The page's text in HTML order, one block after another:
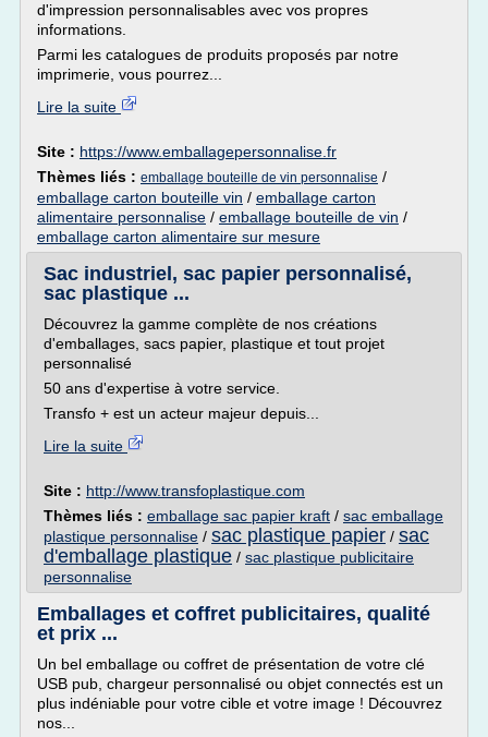
d'impression personnalisables avec vos propres
informations.
Parmi les catalogues de produits proposés par notre
imprimerie, vous pourrez...
Lire la suite
Site : https://www.emballagepersonnalise.fr
Thèmes liés : emballage bouteille de vin personnalise /
emballage carton bouteille vin / emballage carton
alimentaire personnalise / emballage bouteille de vin /
emballage carton alimentaire sur mesure
Sac industriel, sac papier personnalisé,
sac plastique ...
Découvrez la gamme complète de nos créations
d'emballages, sacs papier, plastique et tout projet
personnalisé
50 ans d'expertise à votre service.
Transfo + est un acteur majeur depuis...
Lire la suite
Site : http://www.transfoplastique.com
Thèmes liés : emballage sac papier kraft / sac emballage
plastique personnalise / sac plastique papier / sac
d'emballage plastique / sac plastique publicitaire
personnalise
Emballages et coffret publicitaires, qualité
et prix ...
Un bel emballage ou coffret de présentation de votre clé
USB pub, chargeur personnalisé ou objet connectés est un
plus indéniable pour votre cible et votre image ! Découvrez
nos...